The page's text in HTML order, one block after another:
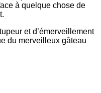
à quelque chose de
et d’émerveillement
du merveilleux gâteau